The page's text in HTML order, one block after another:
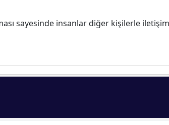
sayesinde insanlar diğer kişilerle